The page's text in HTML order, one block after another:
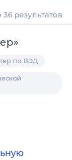
результатов
»
по ВЭД